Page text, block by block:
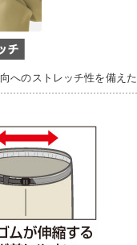
へのストレッチ性を備え